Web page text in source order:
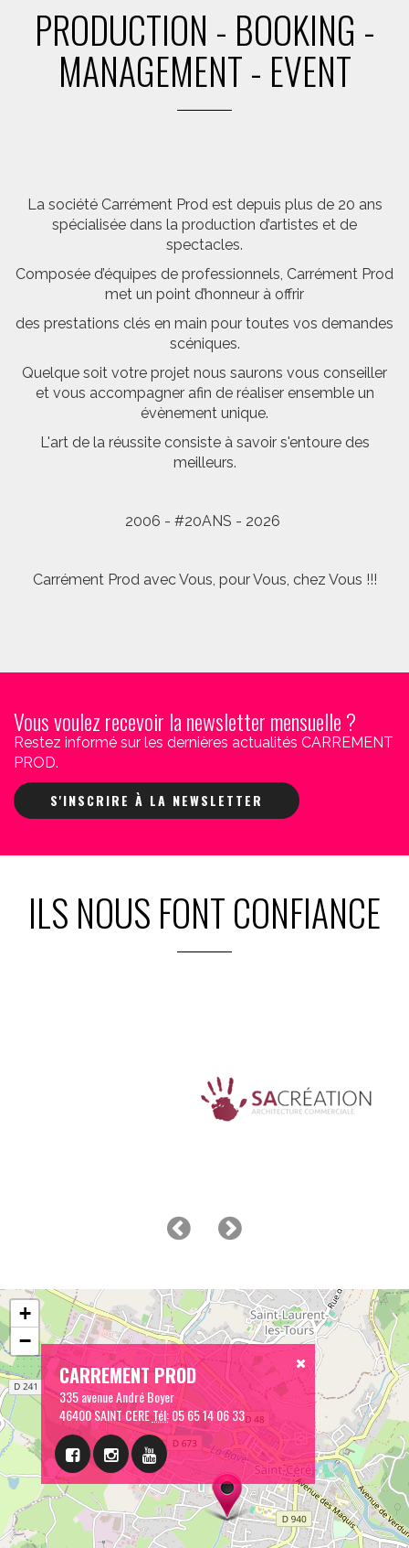
PRODUCTION - BOOKING -
MANAGEMENT - EVENT
La société Carrément Prod est depuis plus de 20 ans
spécialisée dans la production d’artistes et de
spectacles.
Composée d’équipes de professionnels, Carrément Prod
met un point d’honneur à offrir
des prestations clés en main pour toutes vos demandes
scéniques.
Quelque soit votre projet nous saurons vous conseiller
et vous accompagner afin de réaliser ensemble un
évènement unique.
L'art de la réussite consiste à savoir s'entoure des
meilleurs.
2006 - #20ANS - 2026
Carrément Prod avec Vous, pour Vous, chez Vous !!!
Vous voulez recevoir la newsletter mensuelle ?
Restez informé sur les dernières actualités CARREMENT
PROD.
S'INSCRIRE À LA NEWSLETTER
ILS NOUS FONT CONFIANCE
CARREMENT PROD
335 avenue André Boyer
46400 SAINT CERETél:05 65 14 06 33
+
−